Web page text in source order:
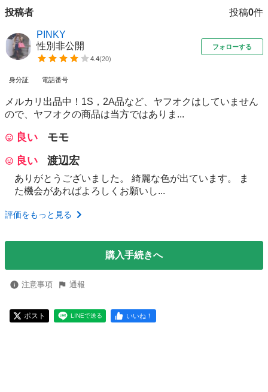
投稿者 投稿0件
PINKY
性別非公開
4.4(20)
フォローする
身分証 電話番号
メルカリ出品中！1S，2A品など、ヤフオクはしていません
ので、ヤフオクの商品は当方ではありま...
良い
モモ
良い
渡辺宏
ありがとうございました。 綺麗な色が出ています。 ま
た機会があればよろしくお願いし...
評価をもっと見る
購入手続きへ
注意事項 通報
ポスト LINEで送る いいね！